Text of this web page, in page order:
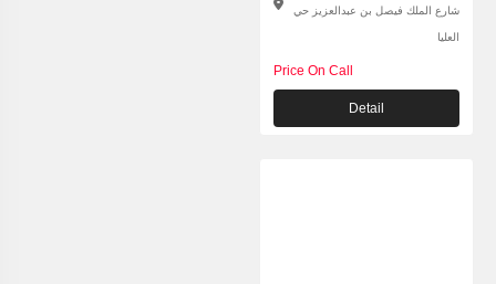
شارع الملك فيصل بن عبدالعزيز حي
العليا
Price On Call
Detail